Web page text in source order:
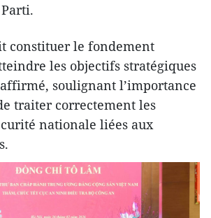
constituer le fondement
les objectifs stratégiques
soulignant l’importance
traiter correctement les
nationale liées aux